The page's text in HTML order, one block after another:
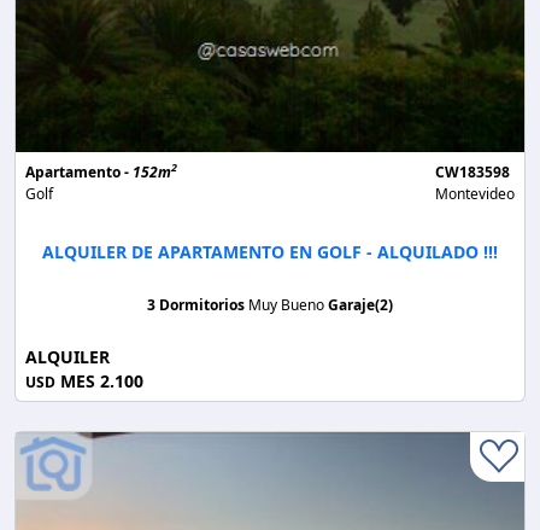
Apartamento - 152m2
Golf
CW183598
Montevideo
ALQUILER DE APARTAMENTO EN GOLF - ALQUILADO !!!
3 Dormitorios Muy BuenoGaraje(2)
ALQUILER
USD MES 2.100